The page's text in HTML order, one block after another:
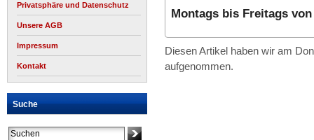
Privatsphäre und Datenschutz
Unsere AGB
Impressum
Kontakt
Suche
Montags bis Freitags
Diesen Artikel haben wir am
aufgenommen.